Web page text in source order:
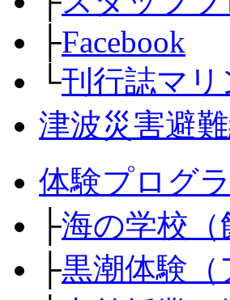
├Facebook
└刊行誌マ
津波災害避
体験プログ
├海の学校（
├黒潮体験